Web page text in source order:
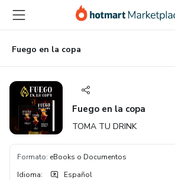
principal
página
de
página
Fuego en la copa
Fuego en la copa
TOMA TU DRINK
Formato: eBooks o Documentos
Idioma: Español